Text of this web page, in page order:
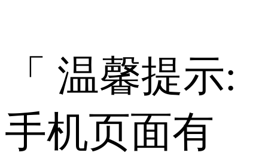
「 温馨提示:
手机页面有